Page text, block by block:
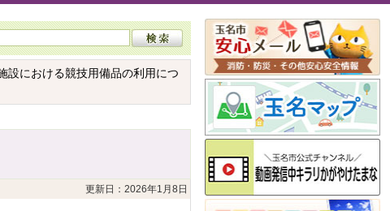
設における競技用備品の利用につ
更新日：2026年1月8日